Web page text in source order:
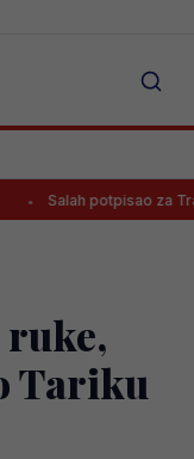
potpisao za
Tariku